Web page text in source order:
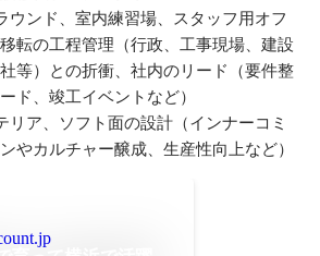
ウンド、室内練習場、スタッフ用オフ
転の工程管理（行政、工事現場、建設
等）との折衝、社内のリード（要件整
ド、竣工イベントなど）
リア、ソフト面の設計（インナーコミ
やカルチャー醸成、生産性向上など）